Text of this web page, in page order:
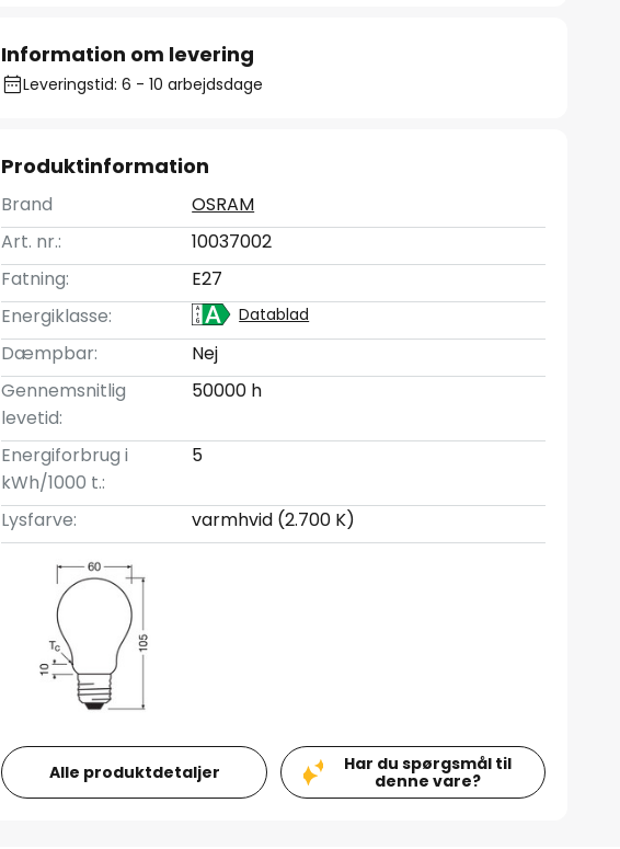
Information om levering
Leveringstid: 6 - 10 arbejdsdage
Produktinformation
Brand
OSRAM
Art. nr.:
10037002
Fatning:
E27
Energiklasse:
Datablad
Dæmpbar:
Nej
Gennemsnitlig
levetid:
50000 h
Energiforbrug i
kWh/1000 t.:
5
Lysfarve: varmhvid (2.700 K)
Alle produktdetaljer
Har du spørgsmål til
denne vare?